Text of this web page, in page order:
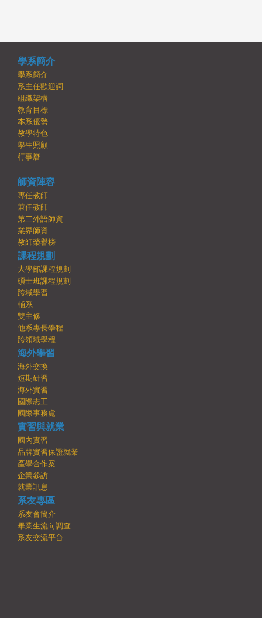
學系簡介
學系簡介
系主任歡迎詞
組織架構
教育目標
本系優勢
教學特色
學生照顧
行事曆
師資陣容
專任教師
兼任教師
第二外語師資
業界師資
教師榮譽榜
課程規劃
大學部課程規劃
碩士班課程規劃
跨域學習
輔系
雙主修
他系專長學程
跨領域學程
海外學習
海外交換
短期研習
海外實習
國際志工
國際事務處
實習與就業
國內實習
品牌實習保證就業
產學合作案
企業參訪
就業訊息
系友專區
系友會簡介
畢業生流向調查
系友交流平台